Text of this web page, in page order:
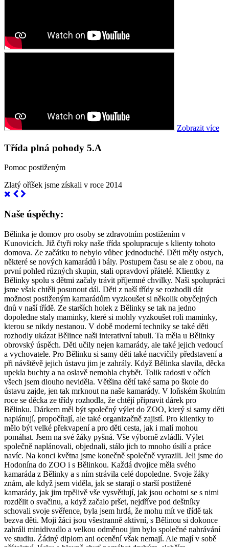
Zobrazit více
Třída plná pohody 5.A
Pomoc postiženým
Zlatý oříšek jsme získali v roce 2014
Naše úspěchy:
Bělinka je domov pro osoby se zdravotním postižením v
Kunovicích. Již čtyři roky naše třída spolupracuje s klienty tohoto
domova. Ze začátku to nebylo vůbec jednoduché. Děti měly ostych,
některé se nových kamarádů i bály. Postupem času se ale z obou, na
první pohled různých skupin, stali opravdoví přátelé. Klientky z
Bělinky spolu s dětmi začaly trávit příjemné chvilky. Naši spolupráci
jsme však chtěli posunout dál. Děti z naší třídy se rozhodli dát
možnost postiženým kamarádům vyzkoušet si několik obyčejných
dnů v naší třídě. Ze starších holek z Bělinky se tak na jedno
dopoledne staly maminky, které si mohly vyzkoušet roli maminky,
kterou se nikdy nestanou. V době moderní techniky se také děti
rozhodly ukázat Bělince naši interativní tabuli. Ta měla u Bělinky
obrovský úspěch. Děti učily nejen kamarády, ale také jejich vedoucí
a vychovatele. Pro Bělinku si samy děti také nacvičily představení a
při návštěvě jejich ústavu jim je zahrály. Když Bělinka slavila, děcka
upekla buchty a na oslavě nemohla chybět. Tolik radosti v očích
všech jsem dlouho neviděla. Většina dětí také sama po škole do
ústavu zajde, jen tak mrknout na naše kamarády. V loňském školním
roce se děcka ze třídy rozhodla, že chtějí připravit dárek pro
Bělinku. Dárkem měl být společný výlet do ZOO, který si samy děti
naplánují, propočítají, ale také organizačně zajistí. Pro klientky to
mělo být velké překvapení a pro děti cesta, jak i malí mohou
pomáhat. Jsem na své žáky pyšná. Vše výborně zvládli. Výlet
společně naplánovali, objednali, stálo jich to mnoho úsilí a práce
navíc. Na konci května jsme konečně společně vyrazili. Jeli jsme do
Hodonína do ZOO i s Bělinkou. Každá dvojice měla svého
kamaráda z Bělinky a s ním strávila celé dopoledne. Svoje žáky
znám, ale když jsem viděla, jak se starají o starší postižené
kamarády, jak jim trpělivě vše vysvětlují, jak jsou ochotni se s nimi
rozdělit o svačinu, a když začalo pršet, nejdříve pod deštníky
schovali svoje svěřence, byla jsem hrdá, že mohu mít ve třídě tak
bezva děti. Moji žáci jsou všestranně aktivní, s Bělinou si dokonce
zahráli minidivadlo a velkou odměnou jim bylo společné nahrávání
ve studiu. Žádný diplom ani ocenění však nemají. Ale mají v sobě